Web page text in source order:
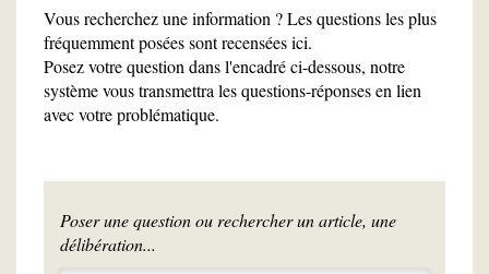
Vous recherchez une information ? Les questions les plus
fréquemment posées sont recensées ici.
Posez votre question dans l'encadré ci-dessous, notre
système vous transmettra les questions-réponses en lien
avec votre problématique.
Poser une question ou rechercher un article, une
délibération...